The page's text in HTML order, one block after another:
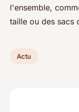
l'ensemble,
taille ou des sacs
Actu